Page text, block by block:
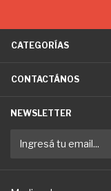
CATEGORÍAS
CONTACTÁNOS
NEWSLETTER